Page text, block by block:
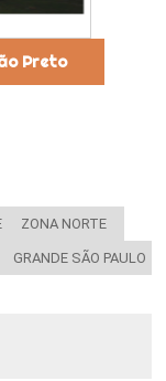
Preto
ZONA NORTE
GRANDE SÃO PAULO